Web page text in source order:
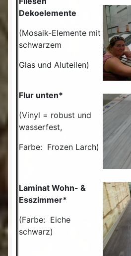
Dekoelemente
(Mosaik-Elemente mit
schwarzem
Glas und Aluteilen)
Flur unten*
(Vinyl = robust und
wasserfest,
Farbe: Frozen Larch)
Laminat Wohn- &
Esszimmer*
(Farbe: Eiche
schwarz)